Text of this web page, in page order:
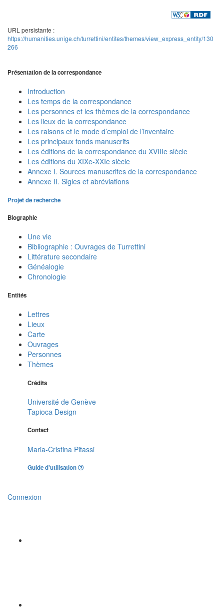
URL persistante :
https://humanities.unige.ch/turrettini/entites/themes/view_express_entity/130
266
Présentation de la correspondance
Introduction
Les temps de la correspondance
Les personnes et les thèmes de la correspondance
Les lieux de la correspondance
Les raisons et le mode d’emploi de l’inventaire
Les principaux fonds manuscrits
Les éditions de la correspondance du XVIIIe siècle
Les éditions du XIXe-XXIe siècle
Annexe I. Sources manuscrites de la correspondance
Annexe II. Sigles et abréviations
Projet de recherche
Biographie
Une vie
Bibliographie : Ouvrages de Turrettini
Littérature secondaire
Généalogie
Chronologie
Entités
Lettres
Lieux
Carte
Ouvrages
Personnes
Thèmes
Crédits
Université de Genève
Tapioca Design
Contact
Maria-Cristina Pitassi
Guide d'utilisation
Connexion